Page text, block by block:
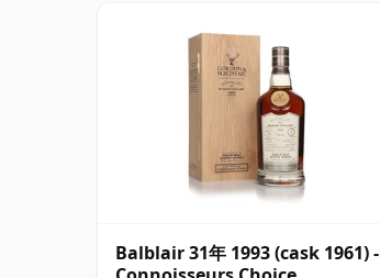
Balblair 31年 1993 (cask 1961) -